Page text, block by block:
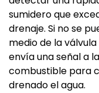
sumidero que
drenaje. Si no se
medio de la
envía una señal a
combustible para
drenado el agua.